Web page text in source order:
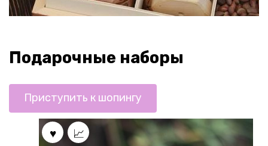
Подарочные наборы
Приступить к шопингу